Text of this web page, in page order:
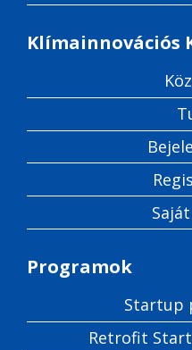
Klímainnovációs
Programok
Startup
Retrofit